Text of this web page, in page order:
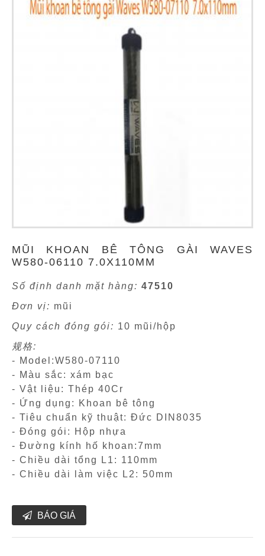
MŨI KHOAN BÊ TÔNG GÀI WAVES
W580-06110 7.0X110MM
Số định danh mặt hàng: 47510
Đơn vị: mũi
Quy cách đóng gói: 10 mũi/hộp
规格:
- Model:W580-07110
- Màu sắc: xám bạc
- Vật liệu: Thép 40Cr
- Ứng dụng: Khoan bê tông
- Tiêu chuẩn kỹ thuật: Đức DIN8035
- Đóng gói: Hộp nhựa
- Đường kính hố khoan:7mm
- Chiều dài tổng L1: 110mm
- Chiều dài làm việc L2: 50mm
BÁO GIÁ